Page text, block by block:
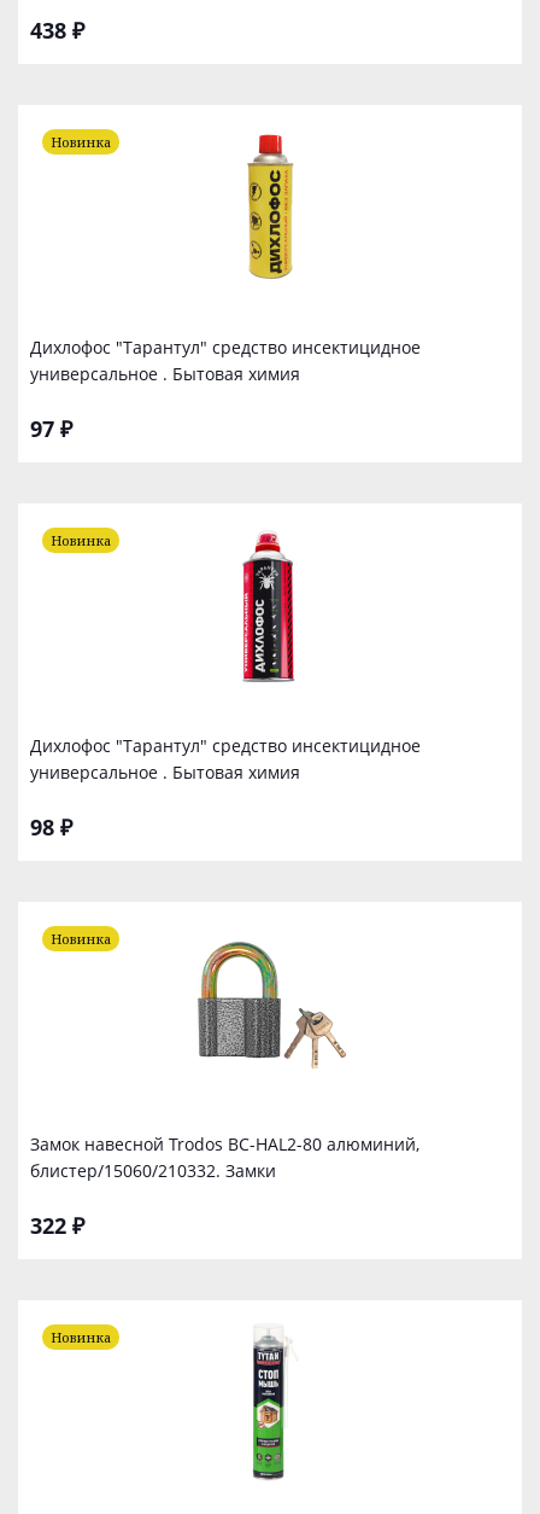
438 ₽
Дихлофос "Тарантул" средство инсектицидное
универсальное . Бытовая химия
97 ₽
Новинка
Дихлофос "Тарантул" средство инсектицидное
универсальное . Бытовая химия
98 ₽
Новинка
Замок навесной Trodos BC-HAL2-80 алюминий,
блистер/15060/210332. Замки
322 ₽
Новинка
Новинка